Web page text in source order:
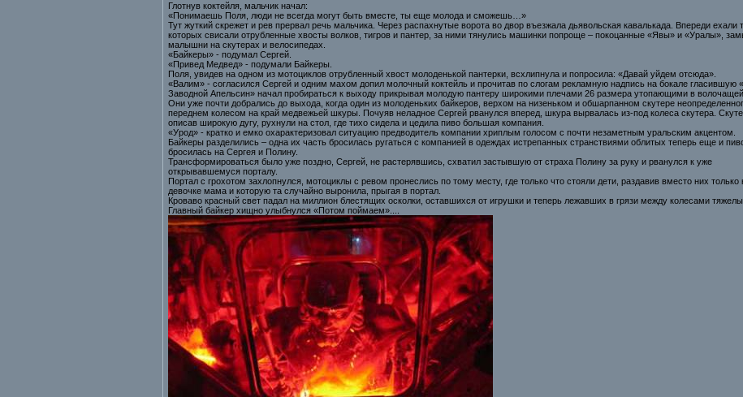
Глотнув коктейля, мальчик начал:
«Понимаешь Поля, люди не всегда могут быть вместе, ты еще молода и сможешь…»
Тут жуткий скрежет и рев прервал речь мальчика. Через распахнутые ворота во двор въезжала дьявольская кавалькада. Впереди
которых свисали отрубленные хвосты волков, тигров и пантер, за ними тянулись машинки попроще – покоцанные «Явы» и «Уралы»,
малышни на скутерах и велосипедах.
«Байкеры» - подумал Сергей.
«Привед Медвед» - подумали Байкеры.
Поля, увидев на одном из мотоциклов отрубленный хвост молоденькой пантерки, всхлипнула и попросила: «Давай уйдем отсюда».
«Валим» - согласился Сергей и одним махом допил молочный коктейль и прочитав по слогам рекламную надпись на бокале гласившую
Заводной Апельсин» начал пробираться к выходу прикрывая молодую пантеру широкими плечами 26 размера утопающими в
Они уже почти добрались до выхода, когда один из молоденьких байкеров, верхом на низеньком и обшарпанном скутере
переднем колесом на край медвежьей шкуры. Почуяв неладное Сергей рванулся вперед, шкура вырвалась из-под колеса скутера.
описав широкую дугу, рухнули на стол, где тихо сидела и цедила пиво большая компания.
«Урод» - кратко и емко охарактеризовал ситуацию предводитель компании хриплым голосом с почти незаметным уральским акцентом.
Байкеры разделились – одна их часть бросилась ругаться с компанией в одеждах истрепанных странствиями облитых теперь еще и
бросилась на Сергея и Полину.
Трансформироваться было уже поздно, Сергей, не растерявшись, схватил застывшую от страха Полину за руку и рванулся к уже
открывавшемуся порталу.
Портал с грохотом захлопнулся, мотоциклы с ревом пронеслись по тому месту, где только что стояли дети, раздавив вместо них
девочке мама и которую та случайно выронила, прыгая в портал.
Кроваво красный свет падал на миллион блестящих осколки, оставшихся от игрушки и теперь лежавших в грязи между колесами
Главный байкер хищно улыбнулся «Потом поймаем»....